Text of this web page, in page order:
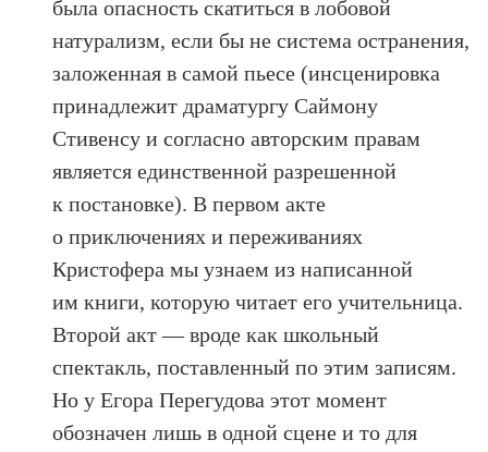
была опасность скатиться в лобовой
натурализм, если бы не система остранения,
заложенная в самой пьесе (инсценировка
принадлежит драматургу Саймону
Стивенсу и согласно авторским правам
является единственной разрешенной
к постановке). В первом акте
о приключениях и переживаниях
Кристофера мы узнаем из написанной
им книги, которую читает его учительница.
Второй акт — вроде как школьный
спектакль, поставленный по этим записям.
Но у Егора Перегудова этот момент
обозначен лишь в одной сцене и то для